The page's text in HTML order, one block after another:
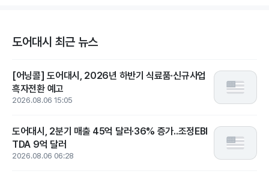
도어대시 최근 뉴스
[어닝콜] 도어대시, 2026년 하반기 식료품·신규사업
흑자전환 예고
2026.08.06 15:05
도어대시, 2분기 매출 45억 달러·36% 증가..조정EBI
TDA 9억 달러
2026.08.06 06:28